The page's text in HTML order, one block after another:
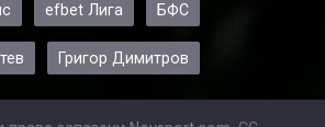
efbet Лига БФС
Григор Димитров